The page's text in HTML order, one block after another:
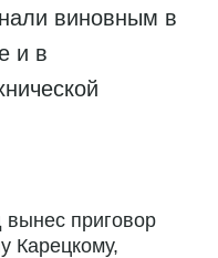
виновным в
и в
вынес приговор
Карецкому,